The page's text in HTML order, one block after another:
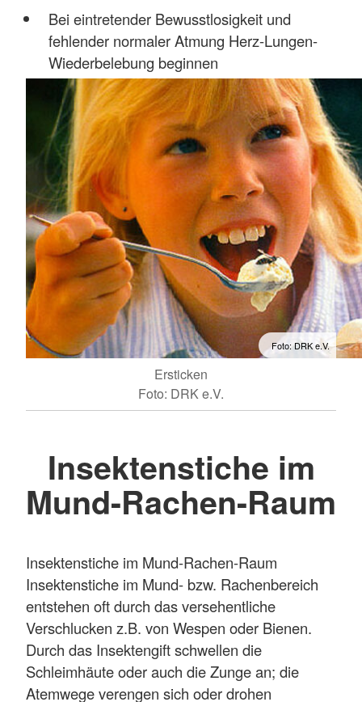
Bei eintretender Bewusstlosigkeit und
fehlender normaler Atmung Herz-Lungen-
Wiederbelebung beginnen
Foto: DRK e.V.
Ersticken
Foto: DRK e.V.
Insektenstiche im
Mund-Rachen-Raum
Insektenstiche im Mund-Rachen-Raum
Insektenstiche im Mund- bzw. Rachenbereich
entstehen oft durch das versehentliche
Verschlucken z.B. von Wespen oder Bienen.
Durch das Insektengift schwellen die
Schleimhäute oder auch die Zunge an; die
Atemwege verengen sich oder drohen